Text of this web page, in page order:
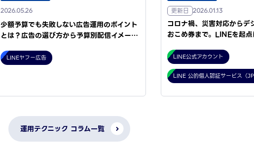
2026.05.26
少額予算でも失敗しない広告運用のポイント
とは？広告の選び方から予算別配信イメー…
LINEヤフー広告
更新日 2026.01.13
コロナ禍、災害対応からデ
おこめ券まで。LINEを起
LINE公式アカウント
LINE 公的個人認証サービス（
運用テクニック コラム一覧